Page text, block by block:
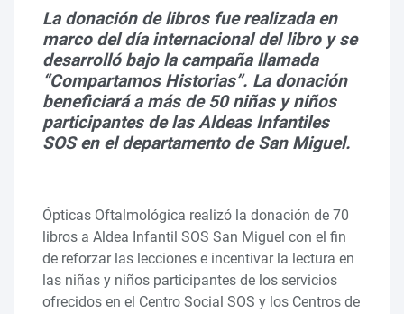
La donación de libros fue realizada en
marco del día internacional del libro y se
desarrolló bajo la campaña llamada
“Compartamos Historias”. La donación
beneficiará a más de 50 niñas y niños
participantes de las Aldeas Infantiles
SOS en el departamento de San Miguel.
Ópticas Oftalmológica realizó la donación de 70
libros a Aldea Infantil SOS San Miguel con el fin
de reforzar las lecciones e incentivar la lectura en
las niñas y niños participantes de los servicios
ofrecidos en el Centro Social SOS y los Centros de